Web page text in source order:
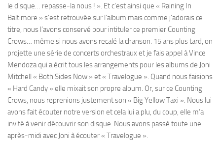
le disque… repasse-la nous ! ». Et c’est ainsi que « Raining In
Baltimore » s’est retrouvée sur l’album mais comme j’adorais ce
titre, nous l’avons conservé pour intituler ce premier Counting
Crows… même si nous avons recalé la chanson. 15 ans plus tard, on
projette une série de concerts orchestraux et je fais appel à Vince
Mendoza qui a écrit tous les arrangements pour les albums de Joni
Mitchell « Both Sides Now » et « Travelogue ». Quand nous faisions
« Hard Candy » elle mixait son propre album. Or, sur ce Counting
Crows, nous reprenions justement son « Big Yellow Taxi ». Nous lui
avons fait écouter notre version et cela lui a plu, du coup, elle m’a
invité à venir découvrir son disque. Nous avons passé toute une
après-midi avec Joni à écouter « Travelogue ».